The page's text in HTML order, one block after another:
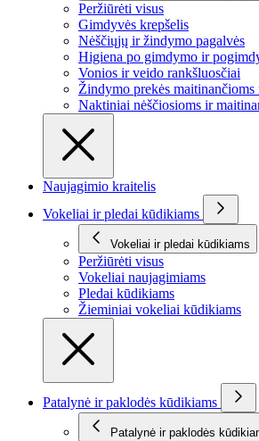
Peržiūrėti visus
Gimdyvės krepšelis
Nėščiųjų ir žindymo pagalvės
Higiena po gimdymo ir
Vonios ir veido rankšluosčiai
Žindymo prekės maitinančioms
Naktiniai nėščiosioms ir
Naujagimio kraitelis
Vokeliai ir pledai kūdikiams
Vokeliai ir pledai kūdikiams
Peržiūrėti visus
Vokeliai naujagimiams
Pledai kūdikiams
Žieminiai vokeliai kūdikiams
Patalynė ir paklodės kūdikiams
Patalynė ir paklodės